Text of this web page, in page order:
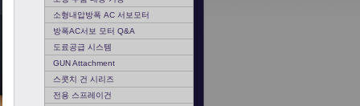
소형내압방폭 AC 서보모터
방폭AC서보 모터 Q&A
도료공급 시스템
GUN Attachment
스콧치 건 시리즈
전용 스프레이건